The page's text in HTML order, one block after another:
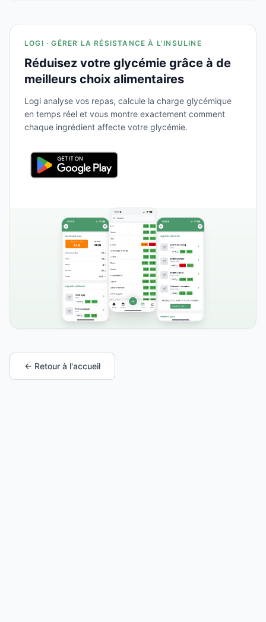
LOGI · GÉRER LA RÉSISTANCE À L'INSULINE
Réduisez votre glycémie grâce à de
meilleurs choix alimentaires
Logi analyse vos repas, calcule la charge glycémique
en temps réel et vous montre exactement comment
chaque ingrédient affecte votre glycémie.
← Retour à l'accueil